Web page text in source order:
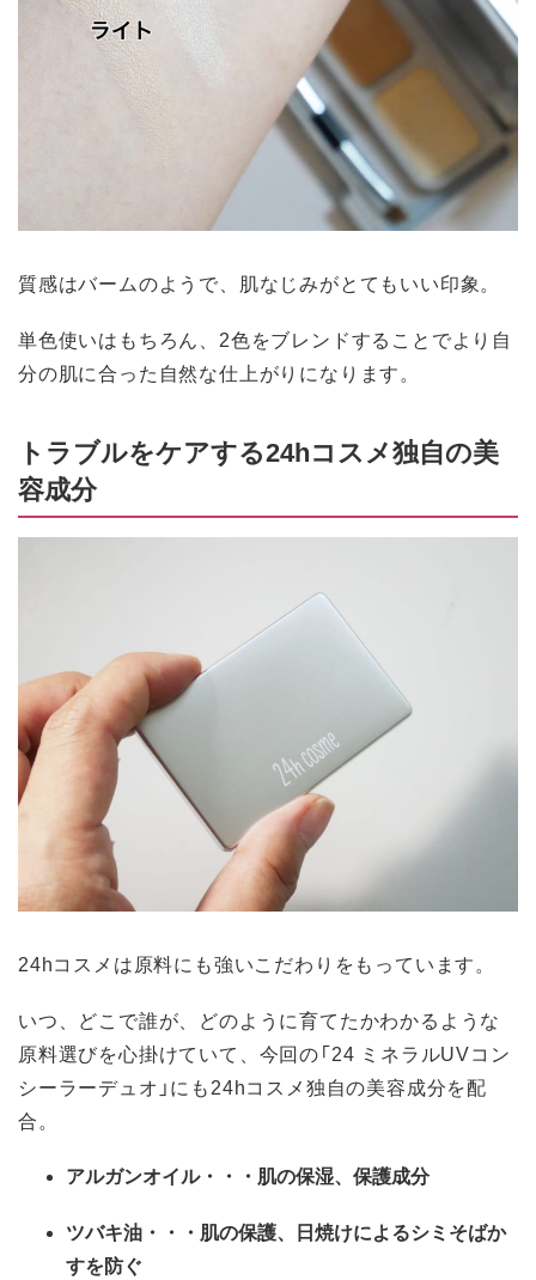
質感はバームのようで、肌なじみがとてもいい印象。
単色使いはもちろん、2色をブレンドすることでより自
分の肌に合った自然な仕上がりになります。
トラブルをケアする24hコスメ独自の美
容成分
24hコスメは原料にも強いこだわりをもっています。
いつ、どこで誰が、どのように育てたかわかるような
原料選びを心掛けていて、今回の「24 ミネラルUVコン
シーラーデュオ」にも24hコスメ独自の美容成分を配
合。
アルガンオイル・・・ 肌の保湿、保護成分
ツバキ油・・・ 肌の保護、日焼けによるシミそばか
すを防ぐ